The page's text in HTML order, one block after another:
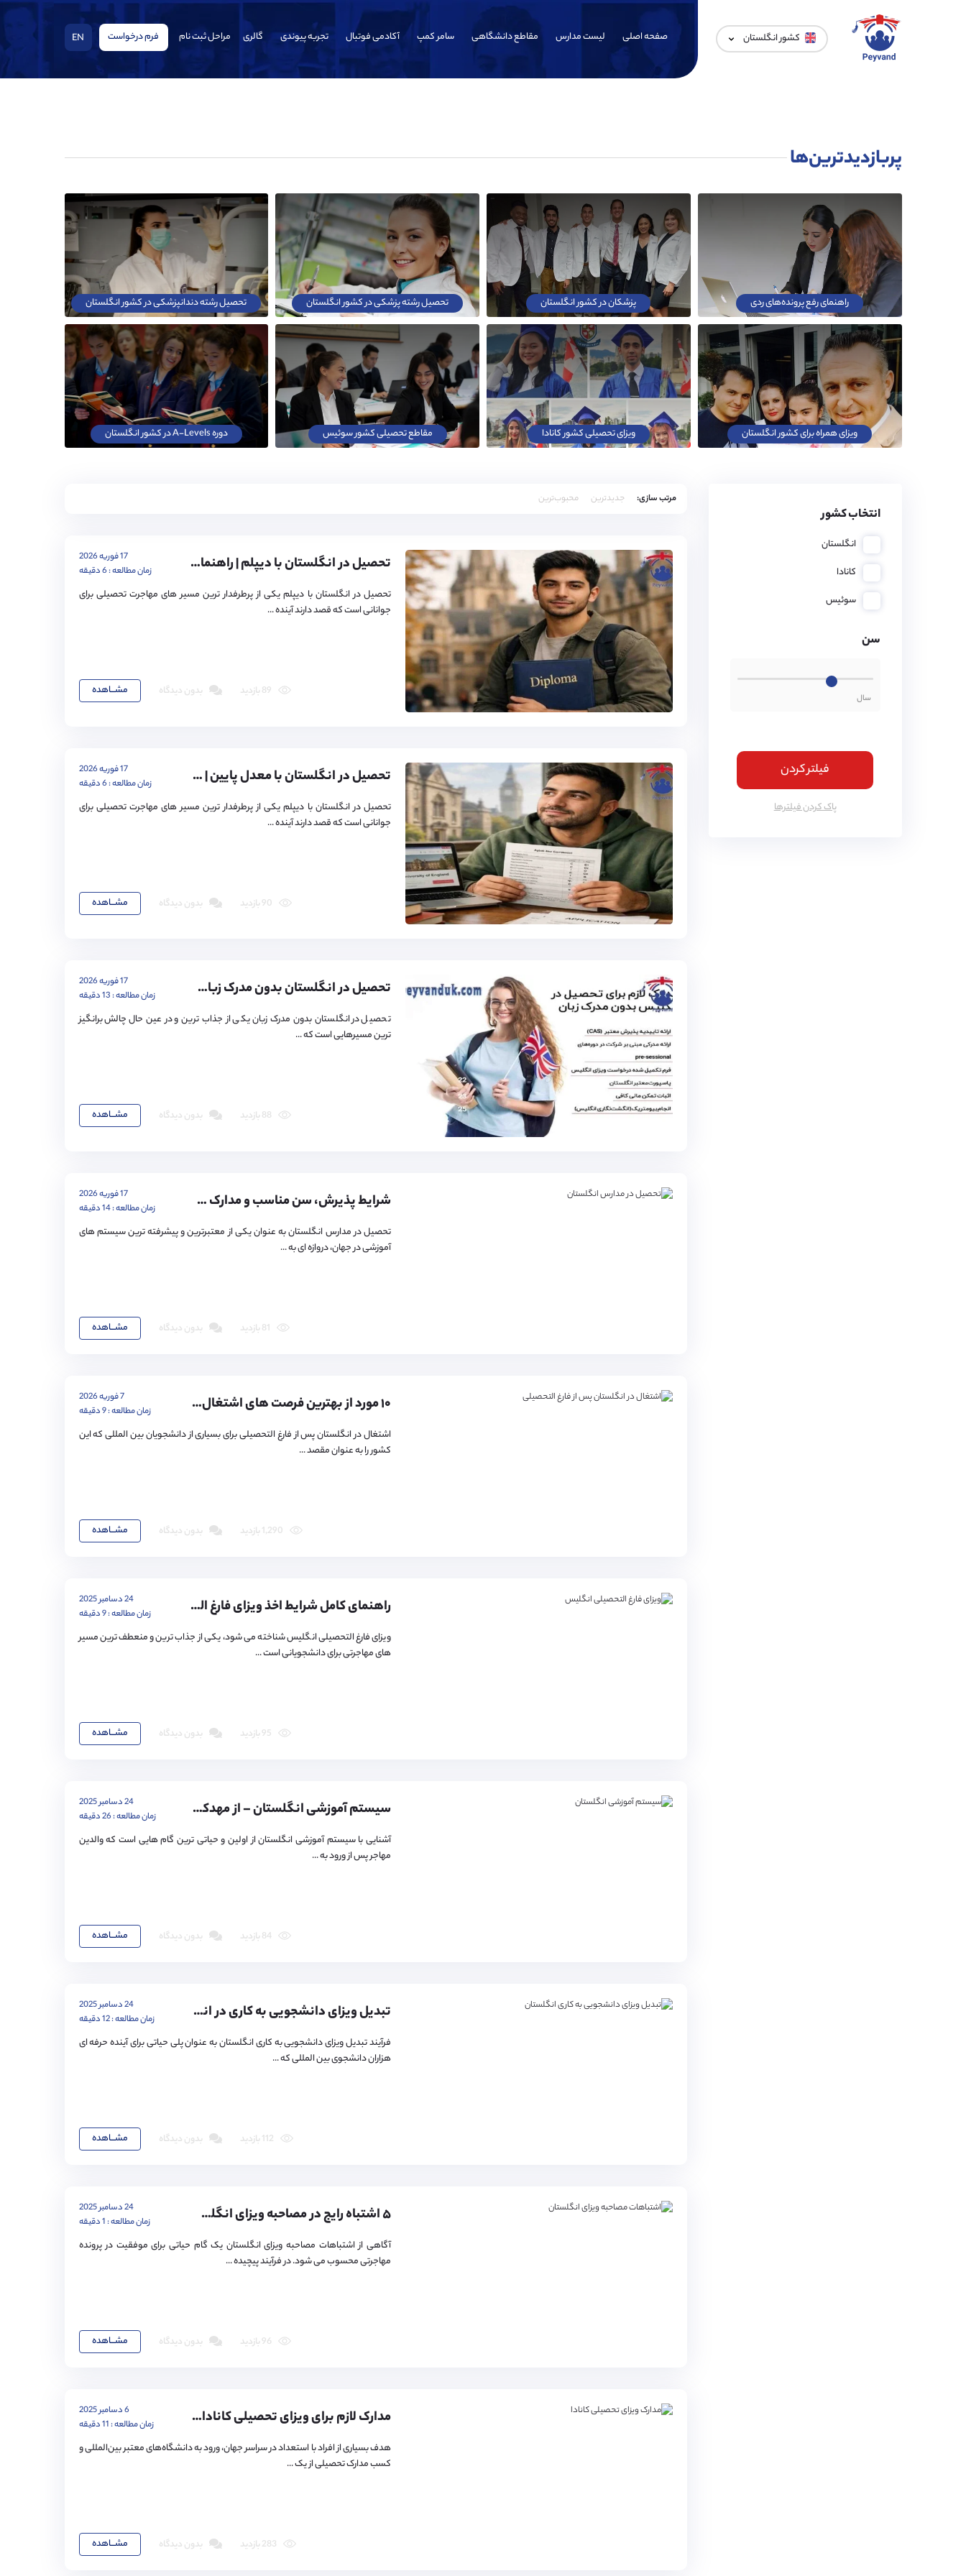
کشور انگلستان صفحه اصلی لیست مدارس مقاطع دانشگاهی سامر کمپ آکادمی فوتبال تجربه پیوندی گالری مراحل ثبت نام فرم درخواست EN
پربازدیدترین‌ها
راهنمای رفع پرونده‌های ردی پزشکان در کشور انگلستان تحصیل رشته پزشکی در کشور انگلستان تحصیل رشته دندانپزشکی در کشور انگلستان
ویزای همراه برای کشور انگلستان ویزای تحصیلی کشور کانادا مقاطع تحصیلی کشور سوئیس دوره A-Levels در کشور انگلستان
مرتب سازی: جدیدترین محبوب‌ترین
تحصیل در انگلستان با دیپلم | راهنمای ورود به کالج و دانشگاه
17 فوریه 2026
زمان مطالعه : 6 دقیقه
تحصیل در انگلستان با دیپلم یکی از پرطرفدار ترین مسیر های مهاجرت تحصیلی برای
جوانانی است که قصد دارند آینده ...
مشـــاهده بدون دیدگاه
تحصیل در انگلستان با معدل پایین | راهکار های واقعی پذیرش
17 فوریه 2026
زمان مطالعه : 6 دقیقه
تحصیل در انگلستان با دیپلم یکی از پرطرفدار ترین مسیر های مهاجرت تحصیلی برای
جوانانی است که قصد دارند آینده ...
مشـــاهده بدون دیدگاه
تحصیل در انگلستان بدون مدرک زبان | شرایط پذیرش و مسیر های جایگزین
17 فوریه 2026
زمان مطالعه : 13 دقیقه
تحصیل در انگلستان بدون مدرک زبان یکی از جذاب ترین و در عین حال چالش برانگیز
ترین مسیرهایی است که ...
مشـــاهده بدون دیدگاه
شرایط پذیرش، سن مناسب و مدارک لازم تحصیل در مدارس انگلستان
17 فوریه 2026
زمان مطالعه : 14 دقیقه
تحصیل در مدارس انگلستان به عنوان یکی از معتبرترین و پیشرفته ترین سیستم های
آموزشی در جهان، دروازه ای به ...
مشـــاهده بدون دیدگاه
۱۰ مورد از بهترین فرصت‌ های اشتغال در انگلستان پس از فارغ ‌التحصیلی
7 فوریه 2026
زمان مطالعه : 9 دقیقه
اشتغال در انگلستان پس از فارغ التحصیلی برای بسیاری از دانشجویان بین المللی که این
کشور را به عنوان مقصد ...
مشـــاهده بدون دیدگاه
راهنمای کامل شرایط اخذ ویزای فارغ التحصیلی انگلیس و اقامت پس از تحصیل ۲۰۲6
24 دسامبر 2025
زمان مطالعه : 9 دقیقه
ویزای فارغ التحصیلی انگلیس شناخته می شود، یکی از جذاب ترین و منعطف ترین مسیر
های مهاجرتی برای دانشجویانی است ...
مشـــاهده بدون دیدگاه
سیستم آموزشی انگلستان – از مهدکودک تا دانشگاه، راهنمای جامع برای والدین مهاجر
24 دسامبر 2025
زمان مطالعه : 26 دقیقه
آشنایی با سیستم آموزشی انگلستان از اولین و حیاتی ترین گام هایی است که والدین
مهاجر پس از ورود به ...
مشـــاهده بدون دیدگاه
تبدیل ویزای دانشجویی به کاری در انگلستان – قدم به قدم مراحل، شرایط و چالش ها
24 دسامبر 2025
زمان مطالعه : 12 دقیقه
فرآیند تبدیل ویزای دانشجویی به کاری انگلستان به عنوان پلی حیاتی برای آینده حرفه ای
هزاران دانشجوی بین المللی که ...
مشـــاهده بدون دیدگاه
۵ اشتباه رایج در مصاحبه ویزای انگلستان و چگونه از آنها اجتناب کنیم؟
24 دسامبر 2025
زمان مطالعه : 1 دقیقه
آگاهی از اشتباهات مصاحبه ویزای انگلستان یک گام حیاتی برای موفقیت در پرونده
مهاجرتی محسوب می شود. در فرآیند پیچیده ...
مشـــاهده بدون دیدگاه
مدارک لازم برای ویزای تحصیلی کانادا | راهنمای جامع تمکن مالی و نامه پذیرش (آپدیت ۲۰۲۵)
6 دسامبر 2025
زمان مطالعه : 11 دقیقه
هدف بسیاری از افراد با استعداد در سراسر جهان، ورود به دانشگاه‌های معتبر بین‌المللی و
کسب مدارک تحصیلی از یک ...
مشـــاهده بدون دیدگاه
انتخاب کشور
انگلستان
کانادا
سوئیس
سن
فیلتر کردن
پاک کردن فیلتر‌ها